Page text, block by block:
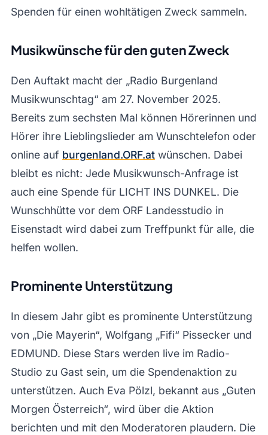
Spenden für einen wohltätigen Zweck sammeln.
Musikwünsche für den guten Zweck
Den Auftakt macht der „Radio Burgenland
Musikwunschtag“ am 27. November 2025.
Bereits zum sechsten Mal können Hörerinnen und
Hörer ihre Lieblingslieder am Wunschtelefon oder
online auf burgenland.ORF.atwünschen. Dabei
bleibt es nicht: Jede Musikwunsch-Anfrage ist
auch eine Spende für LICHT INS DUNKEL. Die
Wunschhütte vor dem ORF Landesstudio in
Eisenstadt wird dabei zum Treffpunkt für alle, die
helfen wollen.
Prominente Unterstützung
In diesem Jahr gibt es prominente Unterstützung
von „Die Mayerin“, Wolfgang „Fifi“ Pissecker und
EDMUND. Diese Stars werden live im Radio-
Studio zu Gast sein, um die Spendenaktion zu
unterstützen. Auch Eva Pölzl, bekannt aus „Guten
Morgen Österreich“, wird über die Aktion
berichten und mit den Moderatoren plaudern. Die